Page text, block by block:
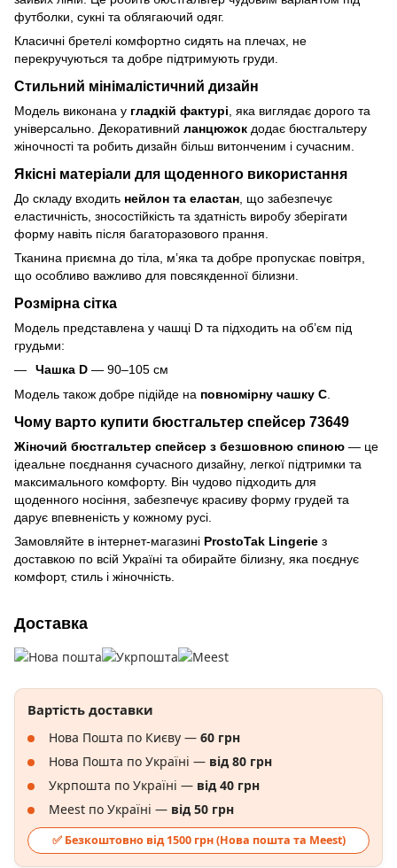
футболки, сукні та облягаючий одяг.
Класичні бретелі комфортно сидять на плечах, не
перекручуються та добре підтримують груди.
Стильний мінімалістичний дизайн
Модель виконана у гладкій фактурі, яка виглядає дорого та
універсально. Декоративний ланцюжок додає бюстгальтеру
жіночності та робить дизайн більш витонченим і сучасним.
Якісні матеріали для щоденного використання
До складу входить нейлон та еластан , що забезпечує
еластичність, зносостійкість та здатність виробу зберігати
форму навіть після багаторазового прання.
Тканина приємна до тіла, м’яка та добре пропускає повітря,
що особливо важливо для повсякденної білизни.
Розмірна сітка
Модель представлена у чашці D та підходить на об’єм під
грудьми:
Чашка D — 90–105 см
Модель також добре підійде на повномірну чашку C.
Чому варто купити бюстгальтер спейсер 73649
Жіночий бюстгальтер спейсер з безшовною спиною — це
ідеальне поєднання сучасного дизайну, легкої підтримки та
максимального комфорту. Він чудово підходить для
щоденного носіння, забезпечує красиву форму грудей та
дарує впевненість у кожному русі.
Замовляйте в інтернет-магазині ProstoTak Lingerie з
доставкою по всій Україні та обирайте білизну, яка поєднує
комфорт, стиль і жіночність.
Доставка
Вартість доставки
Нова Пошта по Києву — 60 грн
Нова Пошта по Україні — від 80 грн
Укрпошта по Україні — від 40 грн
Meest по Україні — від 50 грн
✅ Безкоштовно від 1500 грн (Нова пошта та Meest)